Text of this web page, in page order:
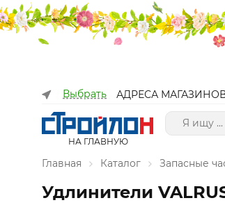
Выбрать АДРЕСА
НА ГЛАВНУЮ
Главная Каталог Запасные
Удлинители